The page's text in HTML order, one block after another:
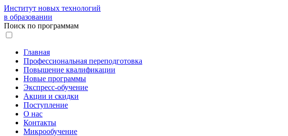
Институт новых технологий
в образовании
Поиск по программам
Главная
Профессиональная переподготовка
Повышение квалификации
Новые программы
Экспресс-обучение
Акции и скидки
Поступление
О нас
Контакты
Микрообучение